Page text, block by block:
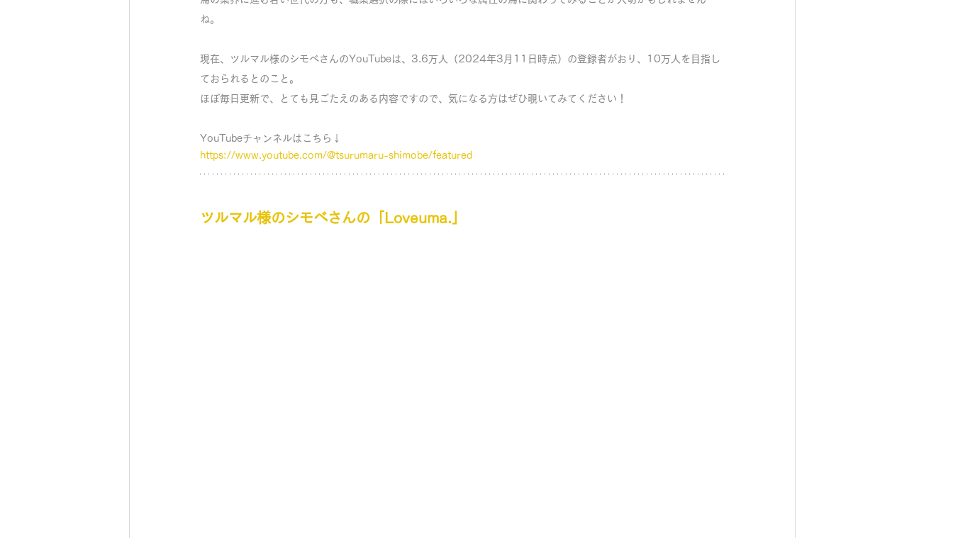
ね。
現在、ツルマル様のシモベさんのYouTubeは、3.6万人（2024年3月11日時点）の登録者がおり、10万人を目指し
ておられるとのこと。
ほぼ毎日更新で、とても見ごたえのある内容ですので、気になる方はぜひ覗いてみてください！
YouTubeチャンネルはこちら↓
https://www.youtube.com/@tsurumaru-shimobe/featured
ツルマル様のシモベさんの「Loveuma.」